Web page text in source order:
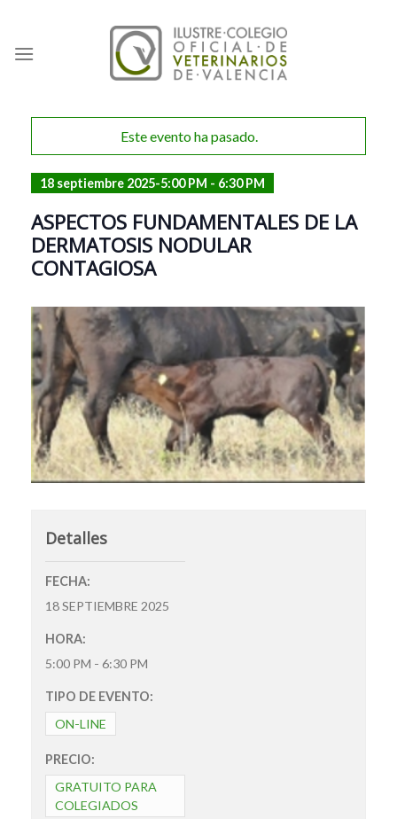
content
Este evento ha pasado.
18 septiembre 2025-5:00 PM - 6:30 PM
ASPECTOS FUNDAMENTALES DE LA
DERMATOSIS NODULAR
CONTAGIOSA
Detalles
FECHA:
18 SEPTIEMBRE 2025
HORA:
5:00 PM - 6:30 PM
TIPO DE EVENTO:
ON-LINE
PRECIO:
GRATUITO PARA
COLEGIADOS